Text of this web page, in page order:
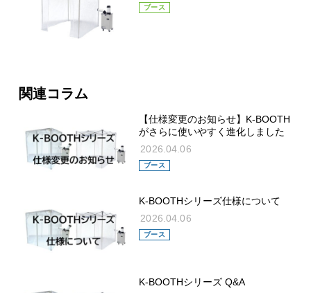
ブース
関連コラム
【仕様変更のお知らせ】K-BOOTH
がさらに使いやすく進化しました
2026.04.06
ブース
K-BOOTHシリーズ仕様について
2026.04.06
ブース
K-BOOTHシリーズ Q&A